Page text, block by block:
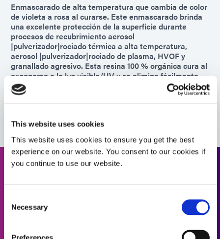
This website uses cookies
This website uses cookies to ensure you get the best
experience on our website. You consent to our cookies if
you continue to use our website.
Selection
Necessary
Preferences
Enmascarado de alta temperatura que cambia de color
de violeta a rosa al curarse. Este enmascarado brinda
una excelente protección de la superficie durante
procesos de recubrimiento aerosol
|pulverizador|rociado térmica a alta temperatura,
aerosol |pulverizador|rociado de plasma, HVOF y
granallado agresivo. Esta resina 100 % orgánica cura al
exponerse a la luz visible/UV y se elimina fácilmente
mediante incineración.
Utilice nuestro buscador de productos formulado para
interesado en obtener más información o tiene